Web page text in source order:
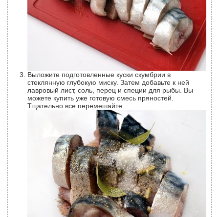
Выложите подготовленные куски скумбрии в
стеклянную глубокую миску. Затем добавьте к ней
лавровый лист, соль, перец и специи для рыбы. Вы
можете купить уже готовую смесь пряностей.
Тщательно все перемешайте.